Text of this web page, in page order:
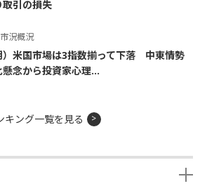
取引の損失
市況概況
）米国市場は3指数揃って下落 中東情勢
懸念から投資家心理...
キング一覧を見る